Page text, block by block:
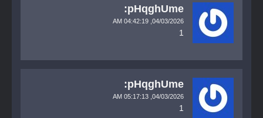
pHqghUme:
04/03/2026,
04:42:19 AM
1
pHqghUme:
04/03/2026,
05:17:13 AM
1